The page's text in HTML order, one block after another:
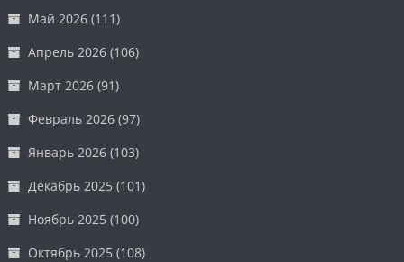
Май 2026 (111)
Апрель 2026 (106)
Март 2026 (91)
Февраль 2026 (97)
Январь 2026 (103)
Декабрь 2025 (101)
Ноябрь 2025 (100)
Октябрь 2025 (108)